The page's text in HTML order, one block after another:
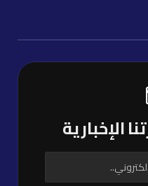
الإخبارية